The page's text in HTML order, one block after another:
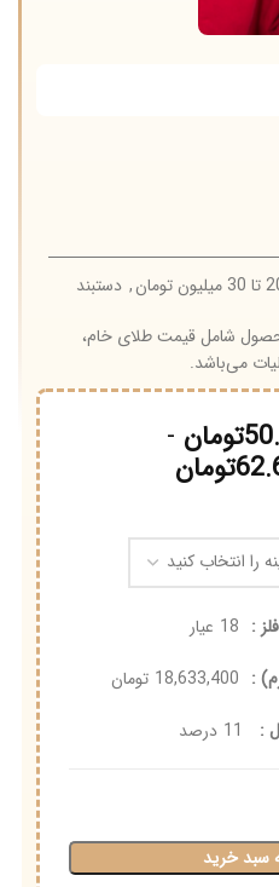
تومان , دستبند
شامل قیمت طلای خام،
می‌باشد.
تومان -
تومان
:
18 عیار
18,633,400 تومان
:
11 درصد
سبد خرید